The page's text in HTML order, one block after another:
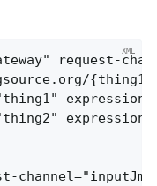
request-